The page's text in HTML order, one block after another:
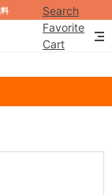
Search
Favorite
Cart